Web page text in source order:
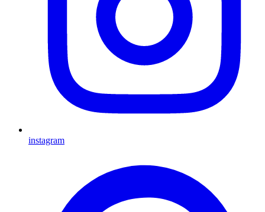
instagram